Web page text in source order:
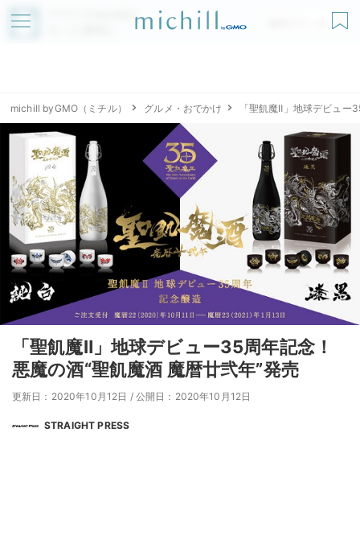
アプリでmichillが
無料ダウンロード
michill byGMO（ミチル） グルメ・おでかけ 「聖飢魔Ⅱ」地球デビュー
「聖飢魔Ⅱ」地球デビュー35周年記念！
悪魔の酒“聖飢魔酒 魔暦廿弐年”発売
更新日：2020年10月12日 / 公開日：2020年10月12日
STRAIGHT PRESS